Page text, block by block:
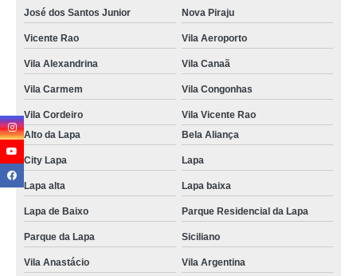
José dos Santos Junior Nova Piraju
Vicente Rao Vila Aeroporto
Vila Alexandrina Vila Canaã
Vila Carmem Vila Congonhas
Vila Cordeiro
Vila Vicente Rao
Alto da Lapa
Bela Aliança
City Lapa Lapa
Lapa alta Lapa baixa
Lapa de Baixo Parque Residencial da Lapa
Parque da Lapa Siciliano
Vila Anastácio Vila Argentina